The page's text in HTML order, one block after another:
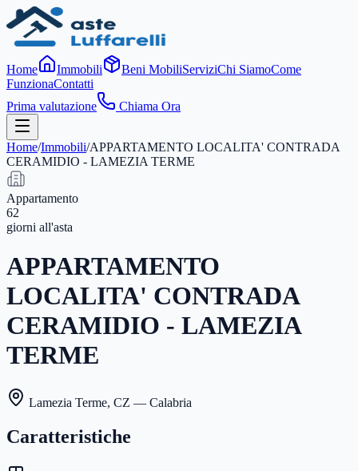
Home Immobili Beni MobiliServiziChi SiamoCome
FunzionaContatti
Prima valutazione
Chiama Ora
Home/Immobili/APPARTAMENTO LOCALITA' CONTRADA
CERAMIDIO - LAMEZIA TERME
Appartamento
62
giorni all'asta
APPARTAMENTO
LOCALITA' CONTRADA
CERAMIDIO - LAMEZIA
TERME
Lamezia Terme, CZ — Calabria
Caratteristiche